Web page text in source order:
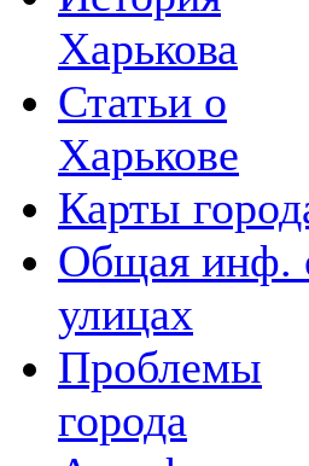
Харькова
Статьи о
Харькове
Карты
Общая инф.
улицах
Проблемы
города